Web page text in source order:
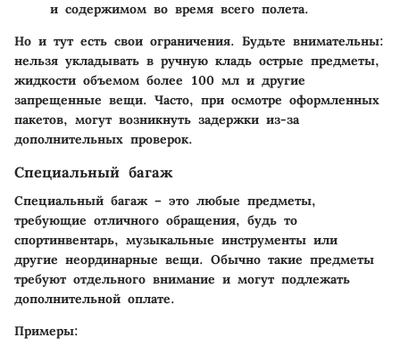
и содержимом во время всего полета.
Но и тут есть свои ограничения. Будьте внимательны:
нельзя укладывать в ручную кладь острые предметы,
жидкости объемом более 100 мл и другие
запрещенные вещи. Часто, при осмотре оформленных
пакетов, могут возникнуть задержки из-за
дополнительных проверок.
Специальный багаж
Специальный багаж – это любые предметы,
требующие отличного обращения, будь то
спортинвентарь, музыкальные инструменты или
другие неординарные вещи. Обычно такие предметы
требуют отдельного внимание и могут подлежать
дополнительной оплате.
Примеры: